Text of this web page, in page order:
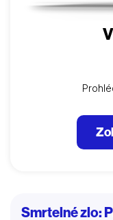
Smrtelné zlo: